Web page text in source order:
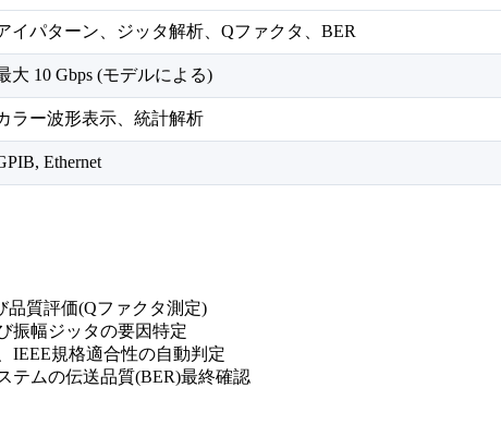
イパターン、ジッタ解析、Qファクタ、BER
大 10 Gbps (モデルによる)
ラー波形表示、統計解析
Ethernet
品質評価(Qファクタ測定)
振幅ジッタの要因特定
IEEE規格適合性の自動判定
テムの伝送品質(BER)最終確認